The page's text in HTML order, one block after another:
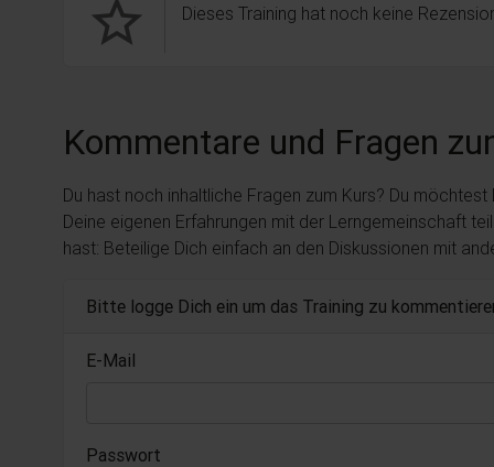
star_border Dieses Training hat noch keine
Kommentare und Fragen
Du hast noch inhaltliche Fragen zum Kurs? Du
Deine eigenen Erfahrungen mit der Lerngemeinschaft
hast: Beteilige Dich einfach an den Diskussionen mit
Bitte logge Dich ein um das Training zu
E-Mail
Passwort